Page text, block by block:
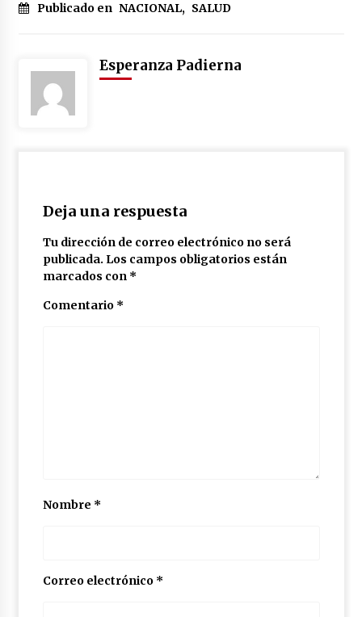
Publicado en NACIONAL, SALUD
Esperanza Padierna
Deja una respuesta
Tu dirección de correo electrónico no será
publicada. Los campos obligatorios están
marcados con *
Comentario *
Nombre *
Correo electrónico *